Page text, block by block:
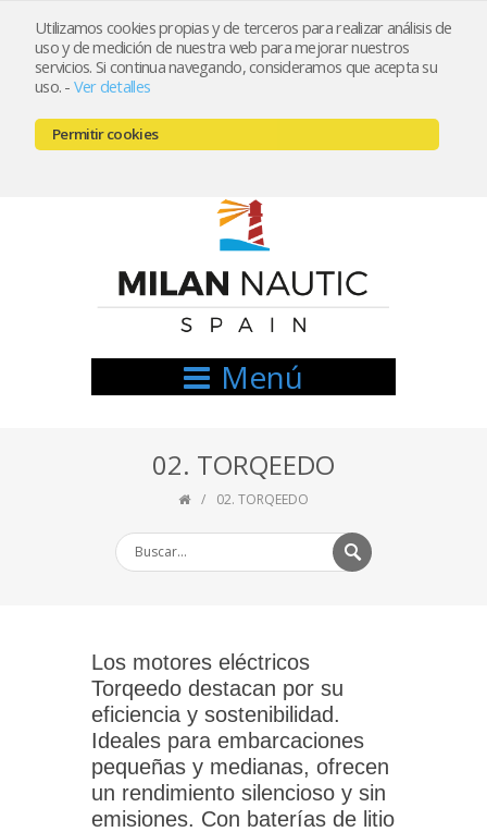
Utilizamos cookies propias y de terceros para realizar análisis de
uso y de medición de nuestra web para mejorar nuestros
servicios. Si continua navegando, consideramos que acepta su
uso. - Ver detalles
Permitir cookies
Registrarse Mi cuenta
666521122 // 654999333
Menú
02. TORQEEDO
02. TORQEEDO
Los motores eléctricos
Torqeedo destacan por su
eficiencia y sostenibilidad.
Ideales para embarcaciones
pequeñas y medianas, ofrecen
un rendimiento silencioso y sin
emisiones. Con baterías de litio